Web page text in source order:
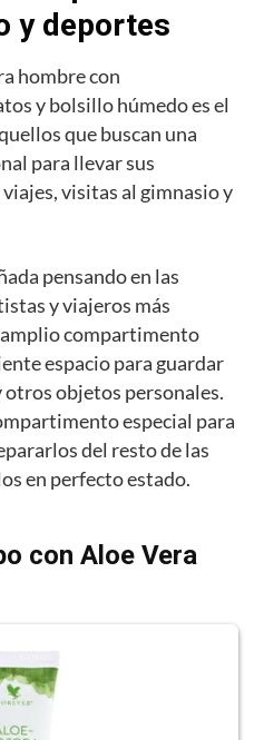
y deportes
hombre con
y bolsillo húmedo es el
que buscan una
para llevar sus
visitas al gimnasio y
pensando en las
y viajeros más
amplio compartimento
espacio para guardar
otros objetos personales.
especial para
del resto de las
en perfecto estado.
con Aloe Vera